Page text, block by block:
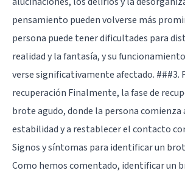
pensamiento pueden volverse más
persona puede tener dificultades para
realidad y la fantasía, y su
verse significativamente afectado. ###3.
recuperación Finalmente, la fase de
brote agudo, donde la persona comienza
estabilidad y a restablecer el contacto
Signos y síntomas para identificar un
Como hemos comentado, identificar un